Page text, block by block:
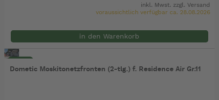
inkl. Mwst. zzgl.Versand
voraussichtlich verfügbar ca. 28.08.2026
in den Warenkorb
Dometic Moskitonetzfronten (2-tlg.) f. Residence Air Gr.11